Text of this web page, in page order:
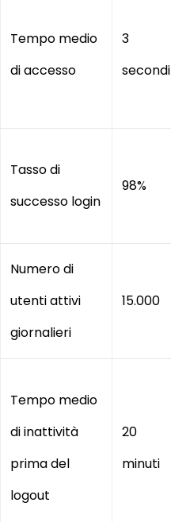
Tempo medio
di accesso
3
secondi
Tasso di
successo login
98%
Numero di
utenti attivi
giornalieri
15.000
Tempo medio
di inattività
prima del
logout
20
minuti